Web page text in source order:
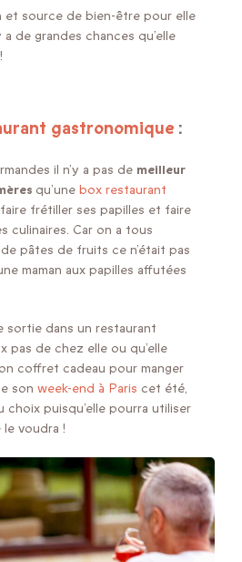
source de bien-être pour elle
de grandes chances qu’elle
gastronomique:
il n’y a pas de meilleur
qu’une box restaurant
frétiller ses papilles et faire
culinaires. Car on a tous
pâtes de fruits ce n’était pas
maman aux papilles affutées
sortie dans un restaurant
pas de chez elle ou qu’elle
coffret cadeau pour manger
son week-end à Paris cet été,
choix puisqu’elle pourra utiliser
voudra !